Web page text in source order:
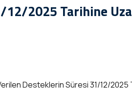
2025 Tarihine
Desteklerin Süresi 31/12/2025